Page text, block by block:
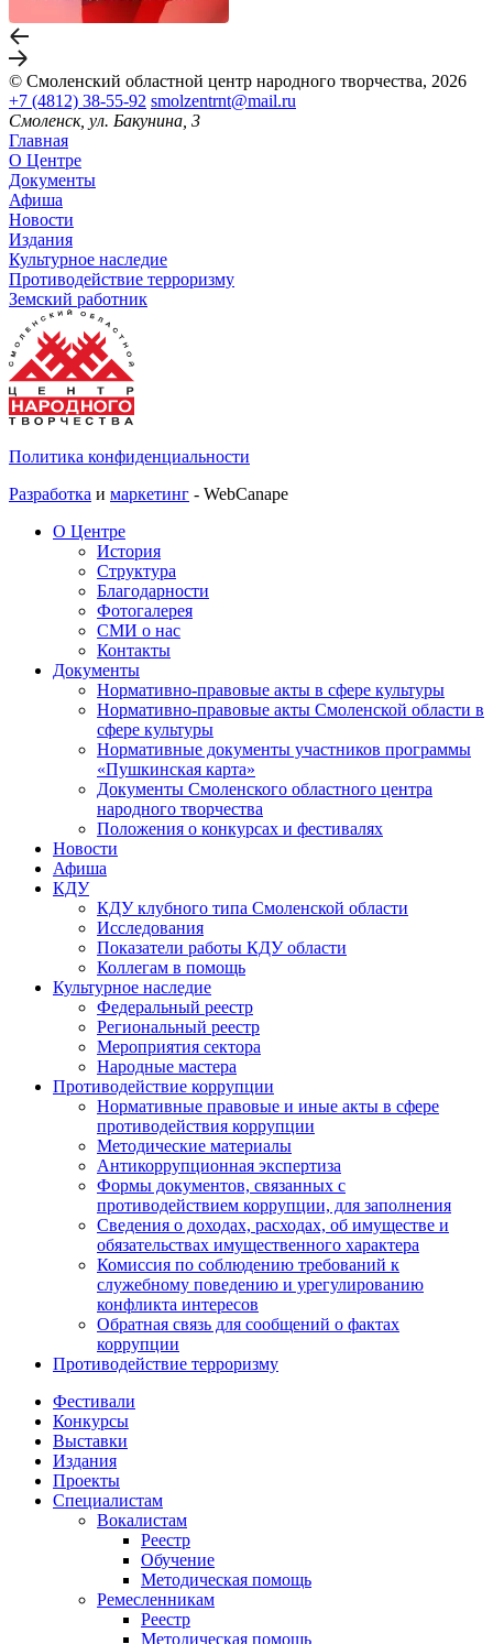
© Смоленский областной центр народного творчества, 2026
+7 (4812) 38-55-92 smolzentrnt@mail.ru
Смоленск, ул. Бакунина, 3
Главная
О Центре
Документы
Афиша
Новости
Издания
Культурное наследие
Противодействие терроризму
Земский работник
Политика конфиденциальности
Разработка и маркетинг - WebCanape
О Центре
История
Структура
Благодарности
Фотогалерея
СМИ о нас
Контакты
Документы
Нормативно-правовые акты в сфере культуры
Нормативно-правовые акты Смоленской области в
сфере культуры
Нормативные документы участников программы
«Пушкинская карта»
Документы Смоленского областного центра
народного творчества
Положения о конкурсах и фестивалях
Новости
Афиша
КДУ
КДУ клубного типа Смоленской области
Исследования
Показатели работы КДУ области
Коллегам в помощь
Культурное наследие
Федеральный реестр
Региональный реестр
Мероприятия сектора
Народные мастера
Противодействие коррупции
Нормативные правовые и иные акты в сфере
противодействия коррупции
Методические материалы
Антикоррупционная экспертиза
Формы документов, связанных с
противодействием коррупции, для заполнения
Сведения о доходах, расходах, об имуществе и
обязательствах имущественного характера
Комиссия по соблюдению требований к
служебному поведению и урегулированию
конфликта интересов
Обратная связь для сообщений о фактах
коррупции
Противодействие терроризму
Фестивали
Конкурсы
Выставки
Издания
Проекты
Специалистам
Вокалистам
Реестр
Обучение
Методическая помощь
Ремесленникам
Реестр
Методическая помощь